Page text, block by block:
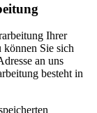
Ihrer
können Sie sich
an uns
besteht in